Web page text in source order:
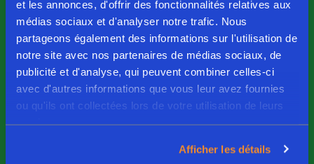
et les annonces, d'offrir des fonctionnalités relatives aux
médias sociaux et d'analyser notre trafic. Nous
partageons également des informations sur l'utilisation de
notre site avec nos partenaires de médias sociaux, de
publicité et d'analyse, qui peuvent combiner celles-ci
avec d'autres informations que vous leur avez fournies
ou qu'ils ont collectées lors de votre utilisation de leurs
services.
Afficher les détails
le plus de personnes possible que la cuisine
végétarienne peut être étonnamment délicieuse.
Greenway Gand a ouvert ses portes au début de
l'année 1998 et a connu un succès immédiat !
Vous trouverez Greenway dans les
étonnamment savoureux, dans le secteur de la